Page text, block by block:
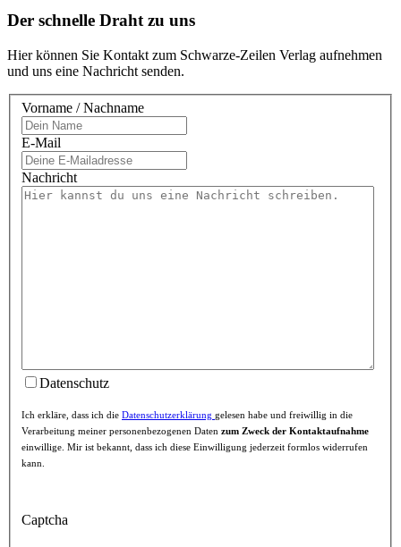
Der schnelle Draht zu uns
Hier können Sie Kontakt zum Schwarze-Zeilen Verlag aufnehmen
und uns eine Nachricht senden.
Vorname / Nachname
E-Mail
Nachricht
Datenschutz
Ich erkläre, dass ich die Datenschutzerklärung gelesen habe und freiwillig in die
Verarbeitung meiner personenbezogenen Daten zum Zweck der Kontaktaufnahme
einwillige. Mir ist bekannt, dass ich diese Einwilligung jederzeit formlos widerrufen
kann.
Captcha